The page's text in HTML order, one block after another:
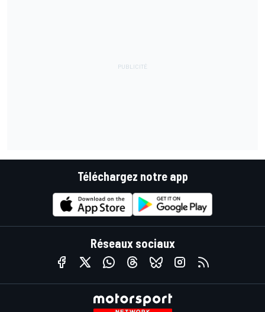
Téléchargez notre app
Réseaux sociaux